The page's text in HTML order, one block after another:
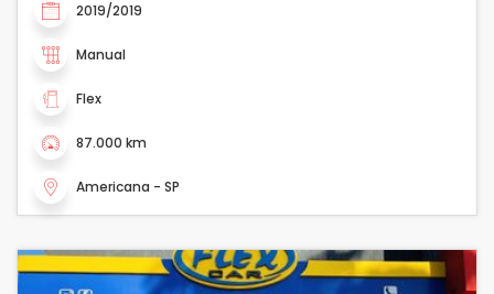
2019/2019
Manual
Flex
87.000 km
Americana - SP